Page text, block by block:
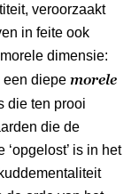
veroorzaakt
in feite ook
dimensie:
diepe morele
die ten prooi
die de
is in het